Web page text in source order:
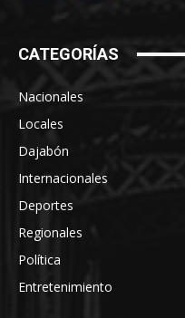
CATEGORÍAS
Nacionales
Locales
Dajabón
Internacionales
Deportes
Regionales
Política
Entretenimiento